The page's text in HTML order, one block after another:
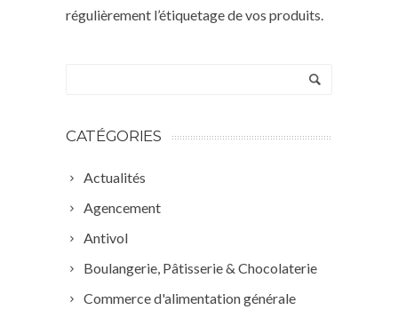
régulièrement l’étiquetage de vos produits.
CATÉGORIES
Actualités
Agencement
Antivol
Boulangerie, Pâtisserie & Chocolaterie
Commerce d'alimentation générale